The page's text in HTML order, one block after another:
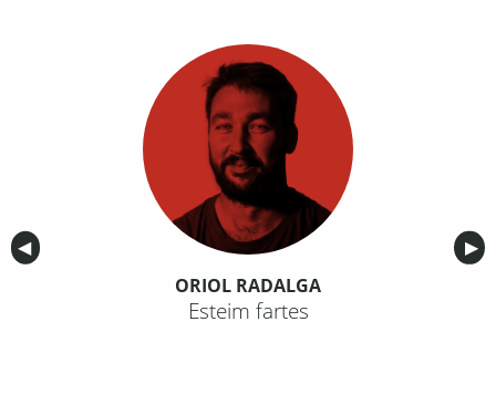
Anterior
◀︎ ▶︎
ORIOL RADALGA
Esteim fartes